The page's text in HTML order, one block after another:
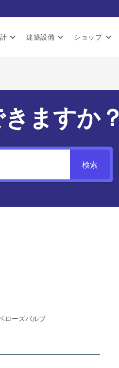
建築設備 ショップ
ますか？
検索
ローズバルブ